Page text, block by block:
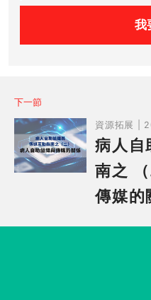
我
下一節
資源拓展 |
病人自
南之
傳媒的